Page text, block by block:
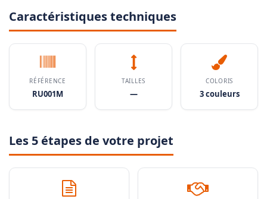
Caractéristiques techniques
RÉFÉRENCE
RU001M
TAILLES
—
COLORIS
3 couleurs
Les 5 étapes de votre projet